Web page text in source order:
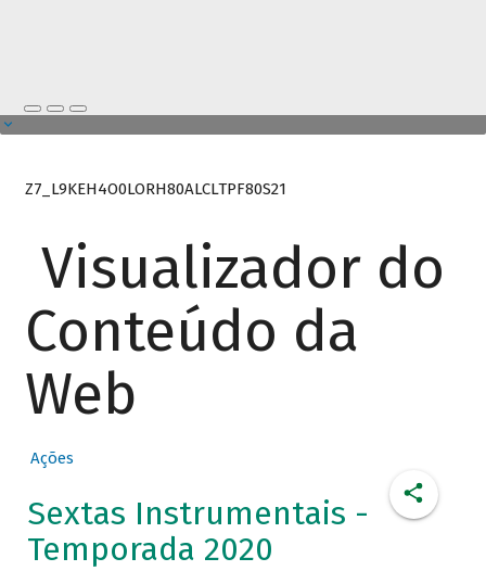
Z7_L9KEH4O0LORH80ALCLTPF80S21
Visualizador do
Conteúdo da
Web
Ações
Sextas Instrumentais -
Temporada 2020